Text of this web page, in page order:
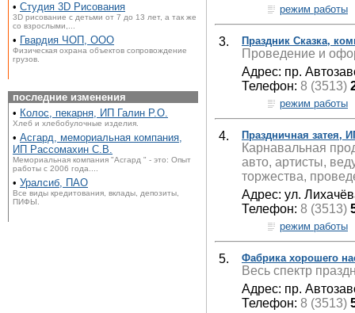
• Студия 3D Рисования
3D рисование с детьми от 7 до 13 лет, а так же
со взрослыми,...
• Гвардия ЧОП, ООО
Физическая охрана объектов сопровождение
грузов.
последние изменения
• Колос, пекарня, ИП Галин Р.О.
Хлеб и хлебобулочные изделия.
• Асгард, мемориальная компания,
ИП Рассомахин С.В.
Мемориальная компания "Асгард " - это: Опыт
работы с 2006 года....
• Уралсиб, ПАО
Все виды кредитования, вклады, депозиты,
ПИФЫ.
режим работы
3. Праздник Сказка,
Проведение и
Адрес: пр.
Телефон: 8 (3513)
режим работы
4. Праздничная затея,
Карнавальная
авто, артисты,
торжества,
Адрес: ул.
Телефон: 8 (3513)
режим работы
5. Фабрика хорошего
Весь спектр
Адрес: пр.
Телефон: 8 (3513)